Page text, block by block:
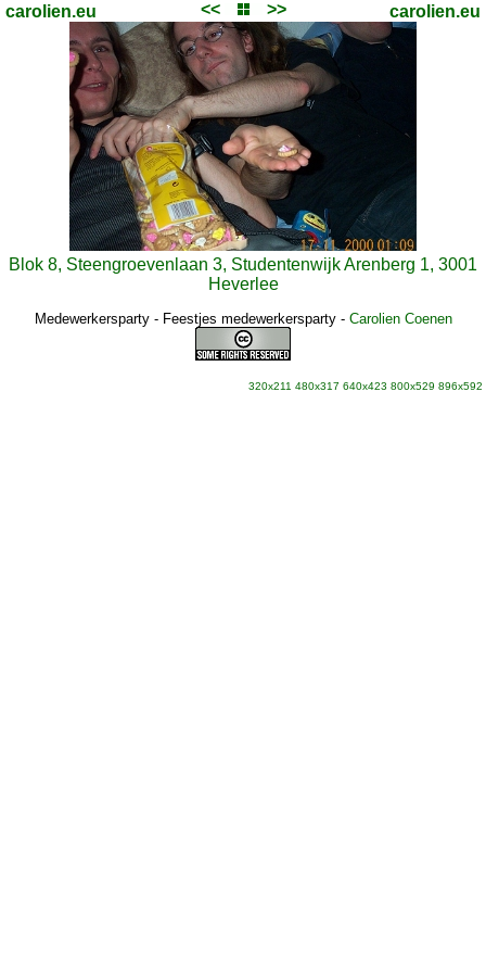
carolien.eu << >> carolien.eu
Blok 8, Steengroevenlaan 3, Studentenwijk Arenberg 1, 3001
Heverlee
Medewerkersparty - Feestjes medewerkersparty- Carolien Coenen
320x211 480x317 640x423 800x529 896x592